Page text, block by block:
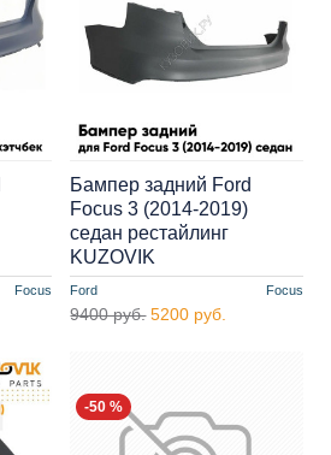
Focus Ford Focus
Бампер задний Ford
Focus 3 (2014-2019)
седан рестайлинг
KUZOVIK
9400 руб. 5200 руб.
-50 %